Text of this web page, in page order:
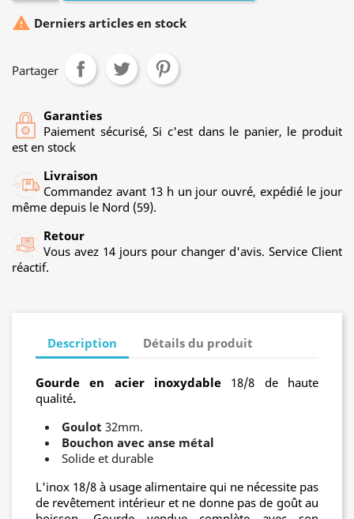
 Derniers articles en stock
Partager
Garanties
Paiement sécurisé, Si c'est dans le panier, le produit
est en stock
Livraison
Commandez avant 13 h un jour ouvré, expédié le jour
même depuis le Nord (59).
Retour
Vous avez 14 jours pour changer d'avis. Service Client
réactif.
Description Détails du produit
Gourde en acier inoxydable 18/8 de haute
qualité.
Goulot 32mm.
Bouchon avec anse métal
Solide et durable
L'inox 18/8 à usage alimentaire qui ne nécessite pas
de revêtement intérieur et ne donne pas de goût au